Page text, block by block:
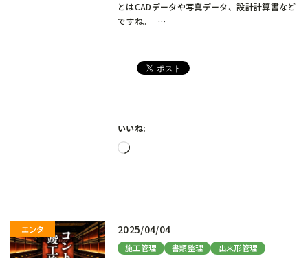
とはCADデータや写真データ、設計計算書など
ですね。 …
いいね:
読
2025/04/04
施工管理 書類整理 出来形管理